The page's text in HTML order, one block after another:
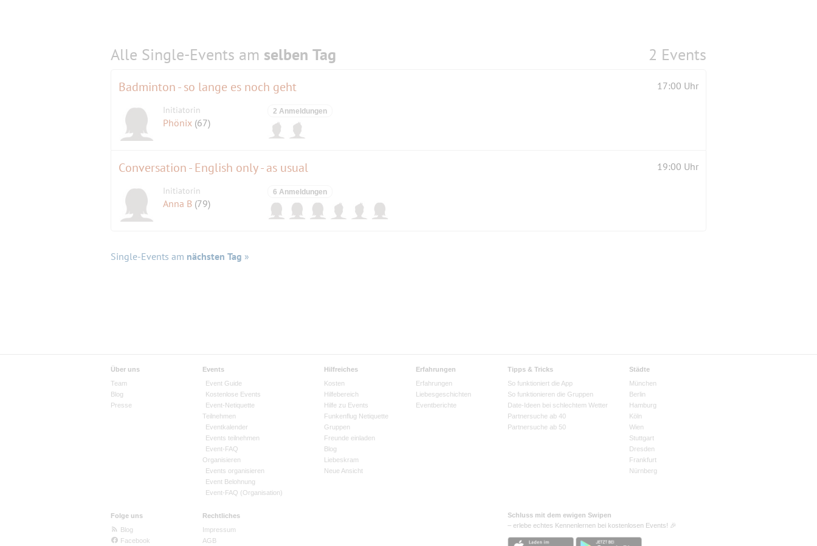
Alle Single-Events am selben Tag 2 Events
Badminton - so lange es noch geht 17:00 Uhr
Initiatorin
Phönix (67)
2 Anmeldungen
Conversation - English only - as usual 19:00 Uhr
Initiatorin
Anna B (79)
6 Anmeldungen
Single-Events am nächsten Tag »
Über uns
Team
Blog
Presse
Events
Event Guide
Kostenlose Events
Event-Netiquette
Teilnehmen
Eventkalender
Events teilnehmen
Event-FAQ
Organisieren
Events organisieren
Event Belohnung
Event-FAQ (Organisation)
Hilfreiches
Kosten
Hilfebereich
Hilfe zu Events
Funkenflug Netiquette
Gruppen
Freunde einladen
Blog
Liebeskram
Neue Ansicht
Erfahrungen
Erfahrungen
Liebesgeschichten
Eventberichte
Tipps & Tricks
So funktioniert die App
So funktionieren die Gruppen
Date-Ideen bei schlechtem Wetter
Partnersuche ab 40
Partnersuche ab 50
Städte
München
Berlin
Hamburg
Köln
Wien
Stuttgart
Dresden
Frankfurt
Nürnberg
Folge uns
Blog
Facebook
Rechtliches
Impressum
AGB
Schluss mit dem ewigen Swipen
– erlebe echtes Kennenlernen bei kostenlosen Events! 🎉